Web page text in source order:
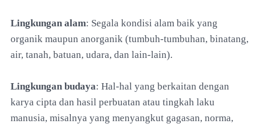
Lingkungan alam: Segala kondisi alam baik yang
organik maupun anorganik (tumbuh-tumbuhan, binatang,
air, tanah, batuan, udara, dan lain-lain).
Lingkungan budaya: Hal-hal yang berkaitan dengan
karya cipta dan hasil perbuatan atau tingkah laku
manusia, misalnya yang menyangkut gagasan, norma,